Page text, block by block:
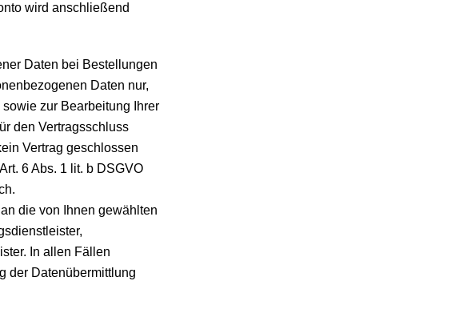
wird anschließend
Daten bei Bestellungen
Daten nur,
zur Bearbeitung Ihrer
den Vertragsschluss
Vertrag geschlossen
6 Abs. 1 lit. b DSGVO
die von Ihnen gewählten
In allen Fällen
der Datenübermittlung